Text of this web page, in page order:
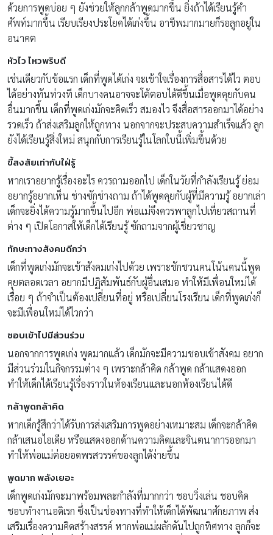
ด้วยการพูดบ่อย ๆ ยังช่วยให้ลูกกล้าพูดมากขึ้น ยิ่งถ้าได้เรียนรู้คำ
ศัพท์มากขึ้น เรียบเรียงประโยคได้เก่งขึ้น อาชีพมากมายก็รอลูกอยู่ใน
อนาคต
หัวไว ไหวพริบดี
เช่นเดียวกับข้อแรก เด็กที่พูดได้เก่ง จะเข้าใจเรื่องการสื่อสารได้ไว ตอบ
ได้อย่างทันท่วงที เด็กบางคนอาจจะโต้ตอบได้ดีขึ้นเมื่อพูดคุยกับคน
อื่นมากขึ้น เด็กที่พูดเก่งมักจะคิดเร็ว สมองไว จึงสื่อสารออกมาได้อย่าง
รวดเร็ว ถ้าส่งเสริมลูกให้ถูกทาง นอกจากจะประสบความสำเร็จแล้ว ลูก
ยังได้เรียนรู้สิ่งใหม่ สนุกกับการเรียนรู้ในโลกใบนี้เพิ่มขึ้นด้วย
ขี้สงสัยเท่ากับใฝ่รู้
หากเราอยากรู้เรื่องอะไร ควรถามออกไป เด็กในวัยที่กำลังเรียนรู้ ย่อม
อยากรู้อยากเห็น ช่างซักช่างถาม ถ้าได้พูดคุยกับผู้ที่มีความรู้ อยากเล่า
เด็กจะยิ่งได้ความรู้มากขึ้นไปอีก พ่อแม่จึงควรพาลูกไปเที่ยวสถานที่
ต่าง ๆ เปิดโอกาสให้เด็กได้เรียนรู้ ซักถามจากผู้เชี่ยวชาญ
ทักษะทางสังคมดีกว่า
เด็กที่พูดเก่งมักจะเข้าสังคมเก่งไปด้วย เพราะชักชวนคนโน้นคนนี้พูด
คุยตลอดเวลา อยากมีปฏิสัมพันธ์กับผู้อื่นเสมอ ทำให้มีเพื่อนใหม่ได้
เรื่อย ๆ ถ้าจำเป็นต้องเปลี่ยนที่อยู่ หรือเปลี่ยนโรงเรียน เด็กที่พูดเก่งก็
จะมีเพื่อนใหม่ได้ไวกว่า
ชอบเข้าไปมีส่วนร่วม
นอกจากการพูดเก่ง พูดมากแล้ว เด็กมักจะมีความชอบเข้าสังคม อยาก
มีส่วนร่วมในกิจกรรมต่าง ๆ เพราะกล้าคิด กล้าพูด กล้าแสดงออก
ทำให้เด็กได้เรียนรู้เรื่องราวในห้องเรียนและนอกห้องเรียนได้ดี
กล้าพูดกล้าคิด
หากเด็กรู้สึกว่าได้รับการส่งเสริมการพูดอย่างเหมาะสม เด็กจะกล้าคิด
กล้าเสนอไอเดีย หรือแสดงออกด้านความคิดและจินตนาการออกมา
ทำให้พ่อแม่ต่อยอดพรสวรรค์ของลูกได้ง่ายขึ้น
พูดมาก พลังเยอะ
เด็กพูดเก่งมักจะมาพร้อมพละกำลังที่มากกว่า ชอบวิ่งเล่น ชอบคิด
ชอบทำงานอดิเรก ซึ่งเป็นช่องทางที่ทำให้เด็กได้พัฒนาศักยภาพ ส่ง
เสริมเรื่องความคิดสร้างสรรค์ หากพ่อแม่ผลักดันไปถูกทิศทาง ลูกก็จะ